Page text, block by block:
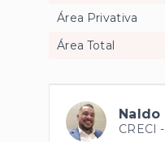
Área Privativa
Área Total
Naldo
CRECI -